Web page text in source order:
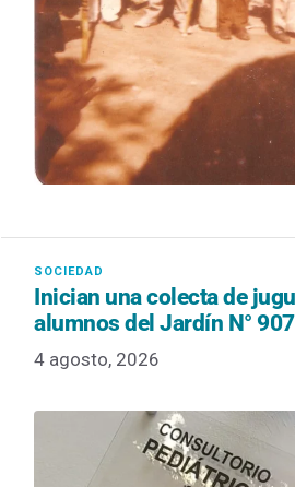
Inician una colecta de
alumnos del Jardín N° 907
4 agosto, 2026